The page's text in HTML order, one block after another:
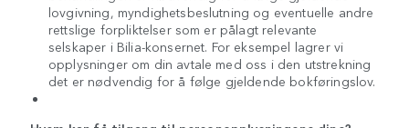
lovgivning, myndighetsbeslutning og eventuelle andre
rettslige forpliktelser som er pålagt relevante
selskaper i Bilia-konsernet. For eksempel lagrer vi
opplysninger om din avtale med oss i den utstrekning
det er nødvendig for å følge gjeldende bokføringslov.